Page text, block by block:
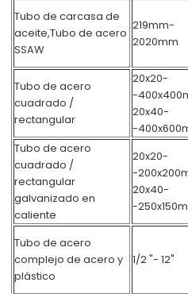
Tubo de carcasa de
aceite,Tubo de acero
SSAW
219mm-
2020mm
Tubo de acero
cuadrado /
rectangular
20x20-
-
20x40-
-
Tubo de acero
cuadrado /
rectangular
galvanizado en
caliente
20x20-
-
20x40-
-
Tubo de acero
complejo de acero y
plástico
1/2 "- 12"